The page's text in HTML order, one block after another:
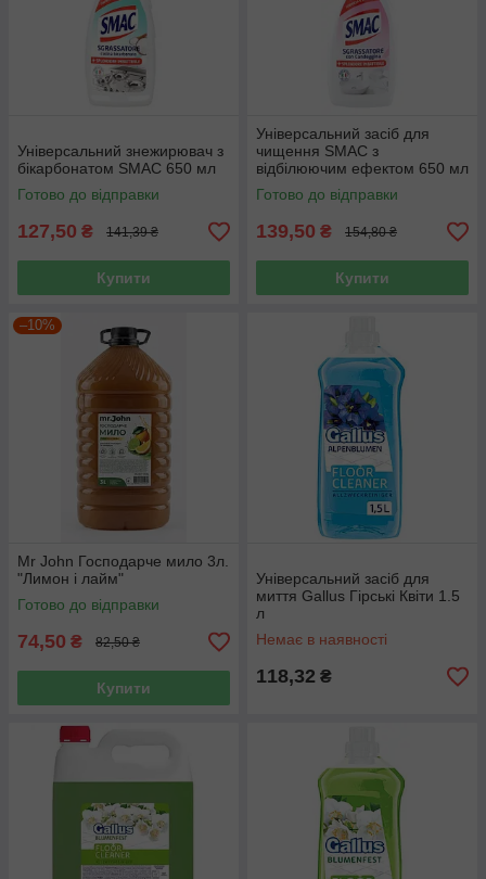
Універсальний знежирювач з
бікарбонатом SMAC 650 мл
Готово до відправки
127,50 ₴ 141,39 ₴
Купити
Універсальний засіб для
чищення SMAC з
відбілюючим ефектом 650 мл
Готово до відправки
139,50 ₴ 154,80 ₴
Купити
–10%
Mr John Господарче мило 3л.
"Лимон і лайм"
Готово до відправки
74,50 ₴ 82,50 ₴
Купити
Універсальний засіб для
миття Gallus Гірські Квіти 1.5
л
Немає в наявності
118,32 ₴